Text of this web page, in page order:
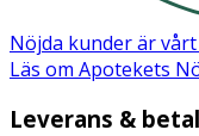
Nöjda kunder är
Läs om Apotekets
Leverans &